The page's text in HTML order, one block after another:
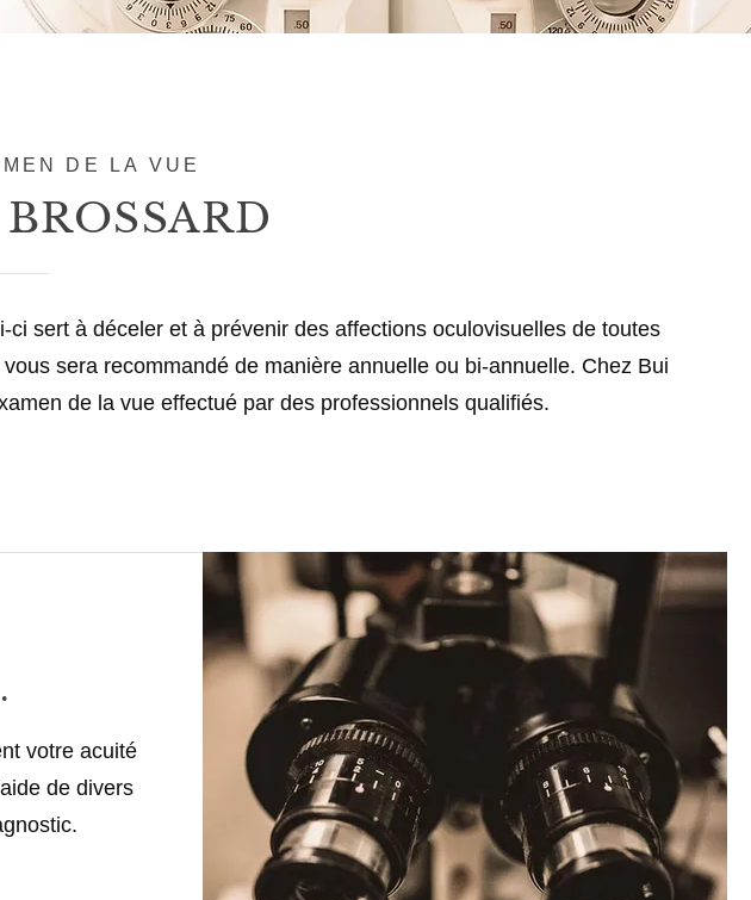
DE LA VUE
sert à déceler et à prévenir des affections oculovisuelles de toutes
sera recommandé de manière annuelle ou bi-annuelle. Chez Bui
de la vue effectué par des professionnels qualifiés.
votre acuité
de divers